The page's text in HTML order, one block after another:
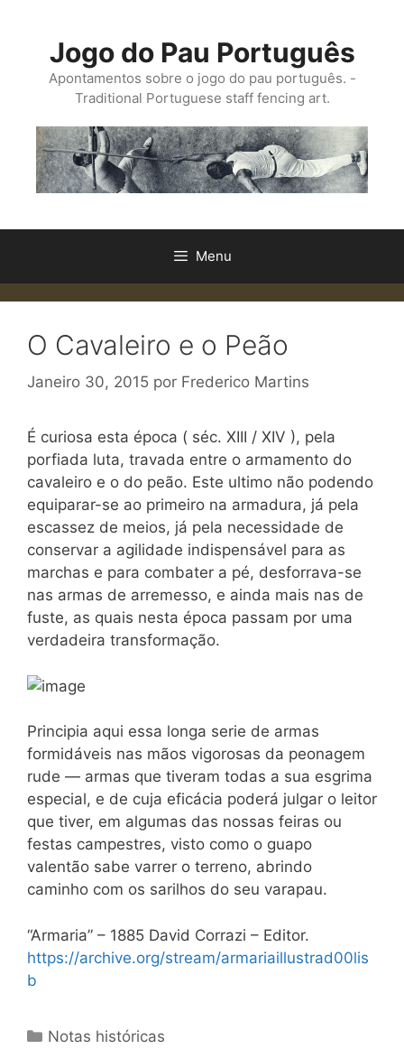
conteúdo
Jogo do Pau Português
Apontamentos sobre o jogo do pau português. -
Traditional Portuguese staff fencing art.
Menu
O Cavaleiro e o Peão
Janeiro 30, 2015 por Frederico Martins
É curiosa esta época ( séc. XIII / XIV ), pela
porfiada luta, travada entre o armamento do
cavaleiro e o do peão. Este ultimo não podendo
equiparar-se ao primeiro na armadura, já pela
escassez de meios, já pela necessidade de
conservar a agilidade indispensável para as
marchas e para combater a pé, desforrava-se
nas armas de arremesso, e ainda mais nas de
fuste, as quais nesta época passam por uma
verdadeira transformação.
Principia aqui essa longa serie de armas
formidáveis nas mãos vigorosas da peonagem
rude — armas que tiveram todas a sua esgrima
especial, e de cuja eficácia poderá julgar o leitor
que tiver, em algumas das nossas feiras ou
festas campestres, visto como o guapo
valentão sabe varrer o terreno, abrindo
caminho com os sarilhos do seu varapau.
“Armaria” – 1885 David Corrazi – Editor.
https://archive.org/stream/armariaillustrad00lis
b
Categorias
Notas históricas